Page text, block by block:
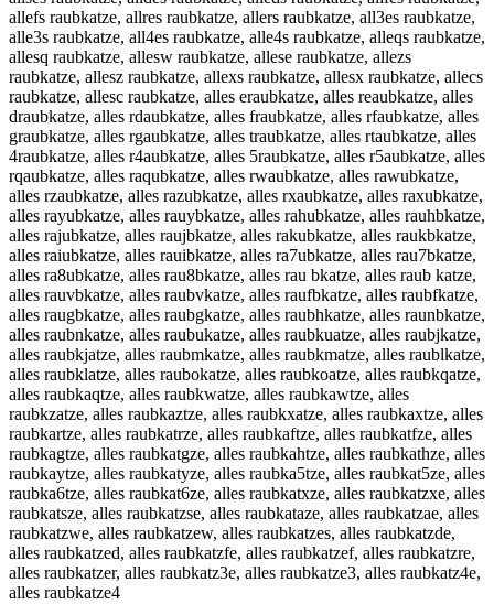
allefs raubkatze, allres raubkatze, allers raubkatze, all3es raubkatze,
alle3s raubkatze, all4es raubkatze, alle4s raubkatze, alleqs raubkatze,
allesq raubkatze, allesw raubkatze, allese raubkatze, allezs
raubkatze, allesz raubkatze, allexs raubkatze, allesx raubkatze, allecs
raubkatze, allesc raubkatze, alles eraubkatze, alles reaubkatze, alles
draubkatze, alles rdaubkatze, alles fraubkatze, alles rfaubkatze, alles
graubkatze, alles rgaubkatze, alles traubkatze, alles rtaubkatze, alles
4raubkatze, alles r4aubkatze, alles 5raubkatze, alles r5aubkatze, alles
rqaubkatze, alles raqubkatze, alles rwaubkatze, alles rawubkatze,
alles rzaubkatze, alles razubkatze, alles rxaubkatze, alles raxubkatze,
alles rayubkatze, alles rauybkatze, alles rahubkatze, alles rauhbkatze,
alles rajubkatze, alles raujbkatze, alles rakubkatze, alles raukbkatze,
alles raiubkatze, alles rauibkatze, alles ra7ubkatze, alles rau7bkatze,
alles ra8ubkatze, alles rau8bkatze, alles rau bkatze, alles raub katze,
alles rauvbkatze, alles raubvkatze, alles raufbkatze, alles raubfkatze,
alles raugbkatze, alles raubgkatze, alles raubhkatze, alles raunbkatze,
alles raubnkatze, alles raubukatze, alles raubkuatze, alles raubjkatze,
alles raubkjatze, alles raubmkatze, alles raubkmatze, alles raublkatze,
alles raubklatze, alles raubokatze, alles raubkoatze, alles raubkqatze,
alles raubkaqtze, alles raubkwatze, alles raubkawtze, alles
raubkzatze, alles raubkaztze, alles raubkxatze, alles raubkaxtze, alles
raubkartze, alles raubkatrze, alles raubkaftze, alles raubkatfze, alles
raubkagtze, alles raubkatgze, alles raubkahtze, alles raubkathze, alles
raubkaytze, alles raubkatyze, alles raubka5tze, alles raubkat5ze, alles
raubka6tze, alles raubkat6ze, alles raubkatxze, alles raubkatzxe, alles
raubkatsze, alles raubkatzse, alles raubkataze, alles raubkatzae, alles
raubkatzwe, alles raubkatzew, alles raubkatzes, alles raubkatzde,
alles raubkatzed, alles raubkatzfe, alles raubkatzef, alles raubkatzre,
alles raubkatzer, alles raubkatz3e, alles raubkatze3, alles raubkatz4e,
alles raubkatze4